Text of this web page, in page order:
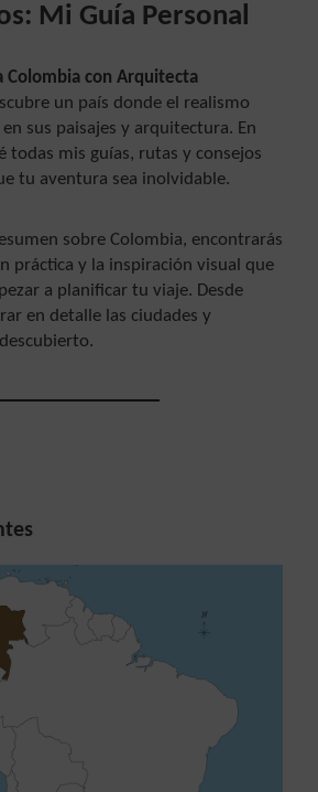
Mi Guía Personal
Colombia con Arquitecta
un país donde el realismo
sus paisajes y arquitectura. En
todas mis guías, rutas y consejos
tu aventura sea inolvidable.
sobre Colombia, encontrarás
práctica y la inspiración visual que
a planificar tu viaje. Desde
en detalle las ciudades y
.